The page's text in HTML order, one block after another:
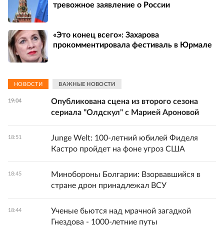
тревожное заявление о России
«Это конец всего»: Захарова
прокомментировала фестиваль в Юрмале
НОВОСТИ ВАЖНЫЕ НОВОСТИ
19:04
Опубликована сцена из второго сезона
сериала "Олдскул" с Марией Ароновой
18:51
Junge Welt: 100-летний юбилей Фиделя
Кастро пройдет на фоне угроз США
18:45
Минобороны Болгарии: Взорвавшийся в
стране дрон принадлежал ВСУ
18:44
Ученые бьются над мрачной загадкой
Гнездова - 1000-летние путы